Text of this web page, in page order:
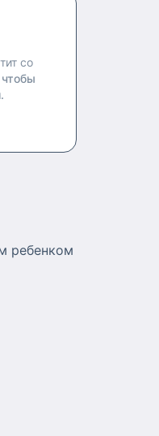
со
чтобы
ребенком